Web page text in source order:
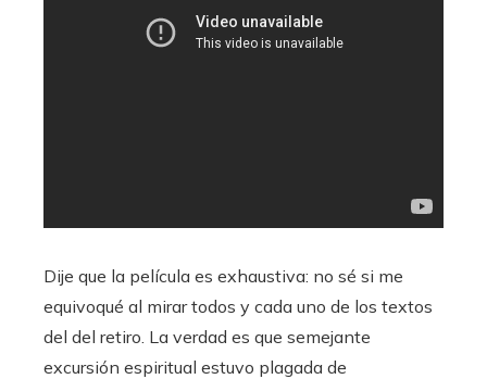
Dije que la película es exhaustiva: no sé si me
equivoqué al mirar todos y cada uno de los textos
del del retiro. La verdad es que semejante
excursión espiritual estuvo plagada de